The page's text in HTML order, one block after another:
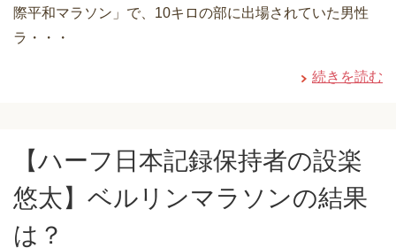
際平和マラソン」で、10キロの部に出場されていた男性
ラ・・・
続きを読む
【ハーフ日本記録保持者の設楽
悠太】ベルリンマラソンの結果
は？